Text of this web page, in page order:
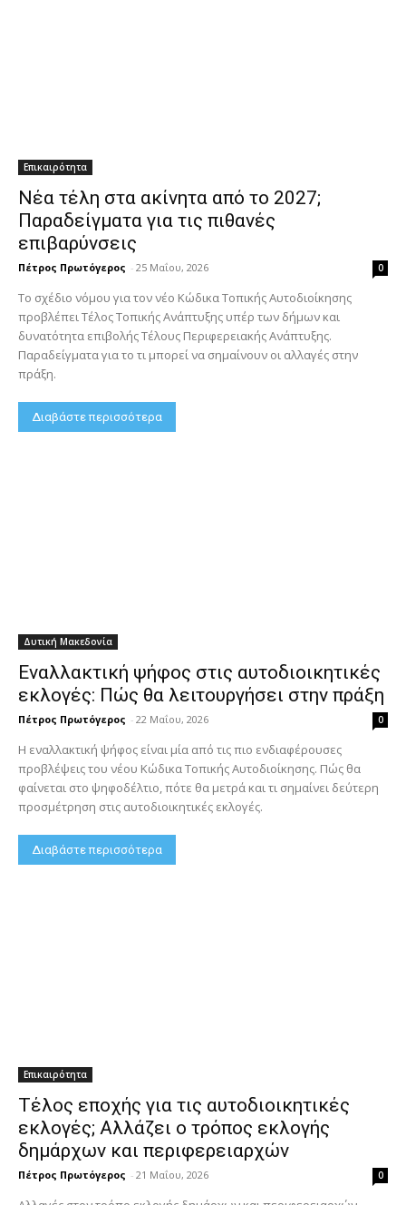
Επικαιρότητα
Νέα τέλη στα ακίνητα από το 2027;
Παραδείγματα για τις πιθανές
επιβαρύνσεις
Πέτρος Πρωτόγερος - 25 Μαΐου, 2026 0
Το σχέδιο νόμου για τον νέο Κώδικα Τοπικής Αυτοδιοίκησης
προβλέπει Τέλος Τοπικής Ανάπτυξης υπέρ των δήμων και
δυνατότητα επιβολής Τέλους Περιφερειακής Ανάπτυξης.
Παραδείγματα για το τι μπορεί να σημαίνουν οι αλλαγές στην
πράξη.
Διαβάστε περισσότερα
Δυτική Μακεδονία
Εναλλακτική ψήφος στις αυτοδιοικητικές
εκλογές: Πώς θα λειτουργήσει στην πράξη
Πέτρος Πρωτόγερος - 22 Μαΐου, 2026 0
Η εναλλακτική ψήφος είναι μία από τις πιο ενδιαφέρουσες
προβλέψεις του νέου Κώδικα Τοπικής Αυτοδιοίκησης. Πώς θα
φαίνεται στο ψηφοδέλτιο, πότε θα μετρά και τι σημαίνει δεύτερη
προσμέτρηση στις αυτοδιοικητικές εκλογές.
Διαβάστε περισσότερα
Επικαιρότητα
Τέλος εποχής για τις αυτοδιοικητικές
εκλογές; Αλλάζει ο τρόπος εκλογής
δημάρχων και περιφερειαρχών
Πέτρος Πρωτόγερος - 21 Μαΐου, 2026 0